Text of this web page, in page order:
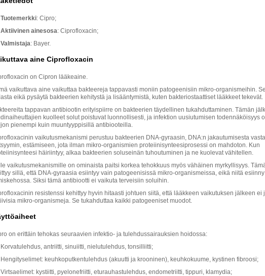
Tuotemerkki: Cipro;
Aktiivinen ainesosa: Ciprofloxacin;
Valmistaja: Bayer.
aine Ciprofloxacin
on Cipron lääkeaine.
vaikuttava aine vaikuttaa bakteereja tappavasti moniin patogeenisiin mikro-organismeihin.
eikä pysäytä bakteerien kehitystä ja lisääntymistä, kuten bakteriostaattiset lääkkeet tekevät.
tappavan antibiootin erityispiirre on bakteerien täydellinen tukahduttaminen. Tämän
kuolleet solut poistuvat luonnollisesti, ja infektion uusiutumisen todennäköisyys
pienempi kuin muuntyyppisillä antibiooteilla.
vaikutusmekanismi perustuu bakteerien DNA-gyraasin, DNA:n jakautumisesta
estämiseen, jota ilman mikro-organismien proteiinisynteesiprosessi on mahdoton. Kun
häiriintyy, alkaa bakteerien soluseinän tuhoutuminen ja ne kuolevat vähitellen.
vaikutusmekanismille on ominaista paitsi korkea tehokkuus myös vähäinen myrkyllisyys.
sillä, että DNA-gyraasia esiintyy vain patogeenisissä mikro-organismeissa, eikä niitä esiinny
Siksi tämä antibiootti ei vaikuta terveisiin soluihin.
resistenssi kehittyy hyvin hitaasti johtuen siitä, että lääkkeen vaikutuksen jälkeen ei
mikro-organismeja. Se tukahduttaa kaikki patogeeniset muodot.
on erittäin tehokas seuraavien infektio- ja tulehdussairauksien hoidossa:
Korvatulehdus, antriitti, sinuiitti, nielutulehdus, tonsilliitti;
Hengityselimet: keuhkoputkentulehdus (akuutti ja krooninen), keuhkokuume, kystinen fibroosi;
Virtsaelimet: kystiitti, pyelonefriitti, eturauhastulehdus, endometriitti, tippuri, klamydia;